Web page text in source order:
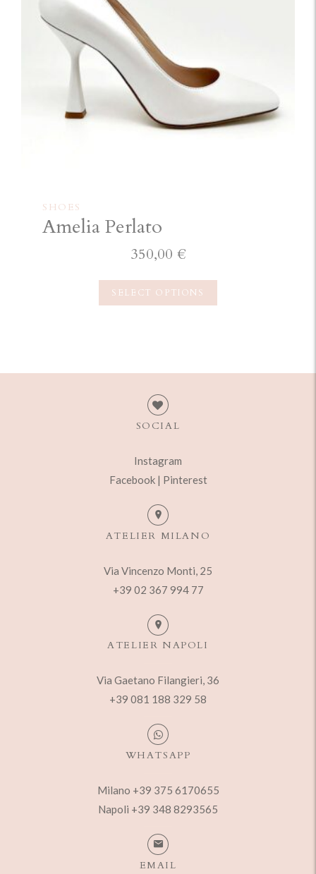
SHOES
Amelia Perlato
350,00 €
SELECT OPTIONS
SOCIAL
Instagram
Facebook | Pinterest
ATELIER MILANO
Via Vincenzo Monti, 25
+39 02 367 994 77
ATELIER NAPOLI
Via Gaetano Filangieri, 36
+39 081 188 329 58
WHATSAPP
Milano +39 375 6170655
Napoli +39 348 8293565
EMAIL